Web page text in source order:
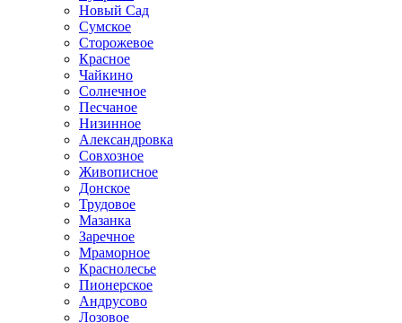
Новый Сад
Сумское
Сторожевое
Красное
Чайкино
Солнечное
Песчаное
Низинное
Александровка
Совхозное
Живописное
Донское
Трудовое
Мазанка
Заречное
Мраморное
Краснолесье
Пионерское
Андрусово
Лозовое